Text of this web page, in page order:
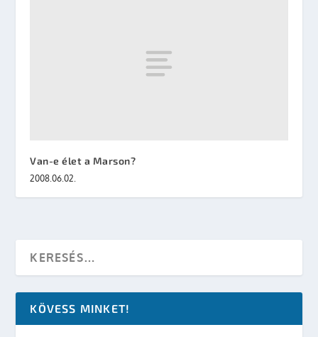
Van-e élet a Marson?
2008.06.02.
KÖVESS MINKET!